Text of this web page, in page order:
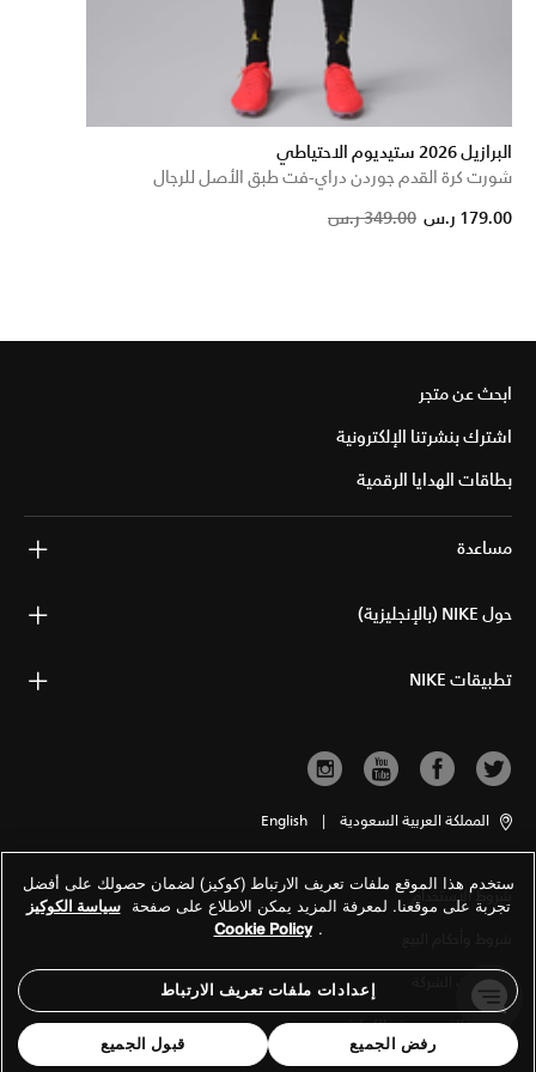
البرازيل 2026 ستيديوم الاحتياطي
شورت كرة القدم جوردن دراي-فت طبق الأصل للرجال
Price reduced from
349.00 ر.س
to 179.00 ر.س
ابحث عن متجر
اشترك بنشرتنا الإلكترونية
بطاقات الهدايا الرقمية
مساعدة
حول NIKE (بالإنجليزية)
تطبيقات NIKE
المملكة العربية السعودية |
English
شروط الاستخدام
معلومات الشركة
سياسة الخصوصية والكوكيز
ستخدم هذا الموقع ملفات تعريف الارتباط (كوكيز) لضمان حصولك على أفضل
تجربة على موقعنا. لمعرفة المزيد يمكن الاطلاع على صفحة سياسة الكوكيز
.
Cookie Policy
إعدادات ملفات تعريف الارتباط
رفض الجميع قبول الجميع